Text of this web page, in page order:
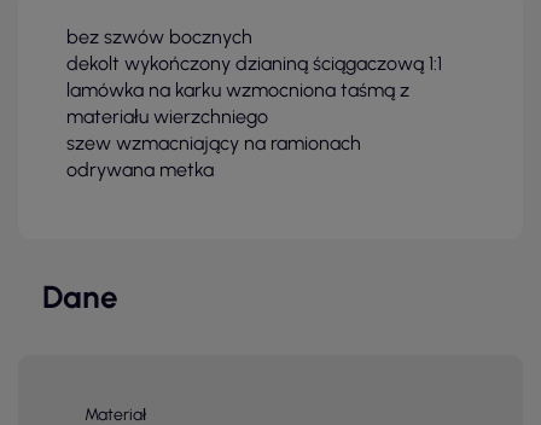
bez szwów bocznych
dekolt wykończony dzianiną ściągaczową 1:1
lamówka na karku wzmocniona taśmą z
materiału wierzchniego
szew wzmacniający na ramionach
odrywana metka
Dane
Materiał